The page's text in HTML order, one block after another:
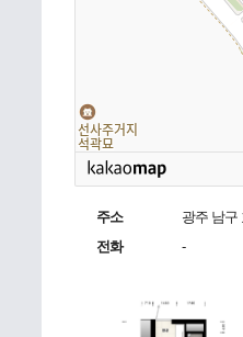
주소
광주 남구
전화
-